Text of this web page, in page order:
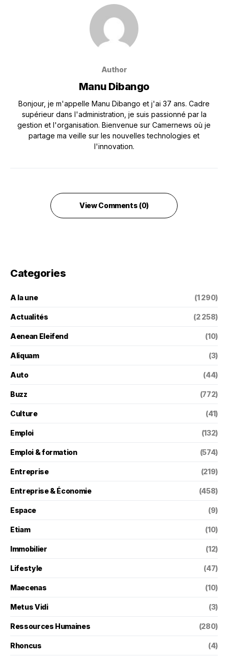
Author
Manu Dibango
Bonjour, je m'appelle Manu Dibango et j'ai 37 ans. Cadre
supérieur dans l'administration, je suis passionné par la
gestion et l'organisation. Bienvenue sur Camernews où je
partage ma veille sur les nouvelles technologies et
l'innovation.
View Comments (0)
Categories
A la une (1 290)
Actualités (2 258)
Aenean Eleifend (10)
Aliquam (3)
Auto (44)
Buzz (772)
Culture (41)
Emploi (132)
Emploi & formation (574)
Entreprise (219)
Entreprise & Économie (458)
Espace (9)
Etiam (10)
Immobilier (12)
Lifestyle (47)
Maecenas (10)
Metus Vidi (3)
Ressources Humaines (280)
Rhoncus (4)